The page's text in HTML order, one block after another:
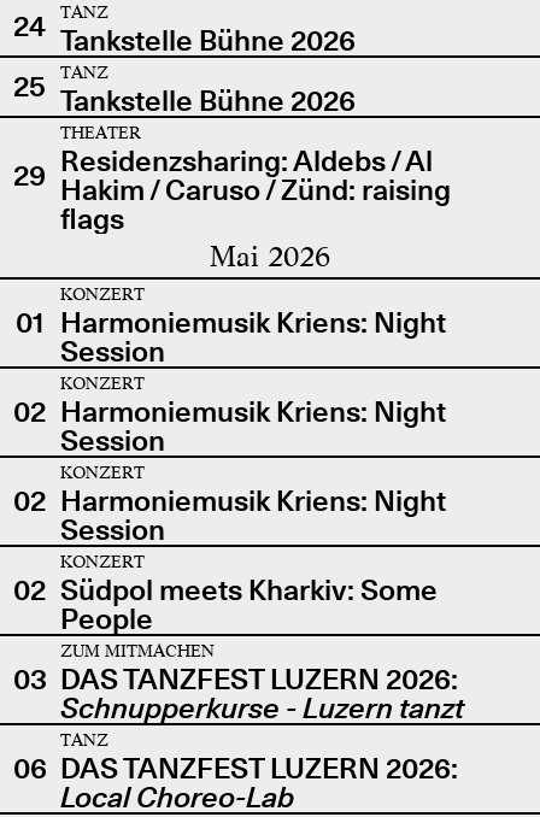
24
TANZ
Tankstelle Bühne 2026
25
TANZ
Tankstelle Bühne 2026
29
THEATER
Residenzsharing: Aldebs / Al
Hakim / Caruso / Zünd: raising
flags
Mai 2026
01
KONZERT
Harmoniemusik Kriens: Night
Session
02
KONZERT
Harmoniemusik Kriens: Night
Session
02
KONZERT
Harmoniemusik Kriens: Night
Session
02
KONZERT
Südpol meets Kharkiv: Some
People
03
ZUM MITMACHEN
DAS TANZFEST LUZERN 2026:
Schnupperkurse - Luzern tanzt
06
TANZ
DAS TANZFEST LUZERN 2026:
Local Choreo-Lab